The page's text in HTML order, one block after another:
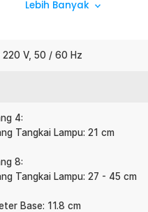
Ruangan
menyebar secara
Anda bisa menciptakan
dan Ikonik
pusat perhatian
modern yang sangat
menyatu dengan berbagai
Hasilnya, hunian Anda
sentuhan tangan
Lebih Banyak
220 V, 50 / 60 Hz
4:
Tangkai Lampu: 21 cm
8:
Tangkai Lampu: 27 - 45 cm
Base: 11.8 cm